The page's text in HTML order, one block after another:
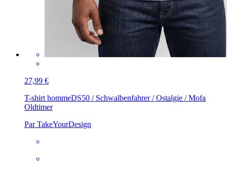
27,99 €
T-shirt hommeDS50 / Schwalbenfahrer / Ostalgie / Mofa
Oldtimer
Par TakeYourDesign